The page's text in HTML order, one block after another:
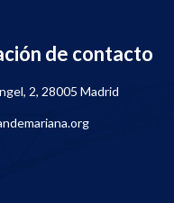
de contacto
2, 28005 Madrid